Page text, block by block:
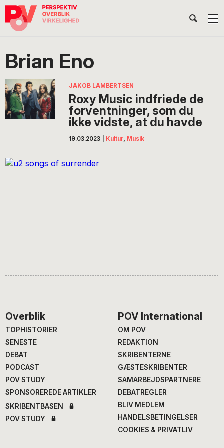
Gå
direkte
navigation
Skip
indhold
Gå
direkte
POV
International
Brian Eno
JAKOB LAMBERTSEN
Roxy Music indfriede de
forventninger, som du
ikke vidste, at du havde
19.03.2023 Kultur, Musik
Footer
Overblik
TOPHISTORIER
SENESTE
DEBAT
PODCAST
POV STUDY
SPONSOREREDE ARTIKLER
SKRIBENTBASEN
POV STUDY
POV International
OM POV
REDAKTION
SKRIBENTERNE
GÆSTESKRIBENTER
SAMARBEJDSPARTNERE
DEBATREGLER
BLIV MEDLEM
HANDELSBETINGELSER
COOKIES & PRIVATLIV